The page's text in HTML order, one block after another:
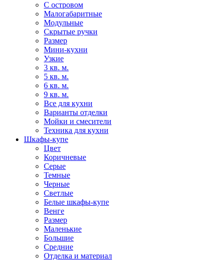
С островом
Малогабаритные
Модульные
Скрытые ручки
Размер
Мини-кухни
Узкие
3 кв. м.
5 кв. м.
6 кв. м.
9 кв. м.
Все для кухни
Варианты отделки
Мойки и смесители
Техника для кухни
Шкафы-купе
Цвет
Коричневые
Серые
Темные
Черные
Светлые
Белые шкафы-купе
Венге
Размер
Маленькие
Большие
Средние
Отделка и материал